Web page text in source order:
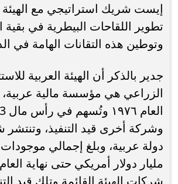
إيست شريك استراتيجي مع
تطوير اللقاحات البيطرية في بقية
وتوطين هذه التقانات الهامة في
جدير بالذكر أن الهيئة العربية
الزراعي هي مؤسسة مالية